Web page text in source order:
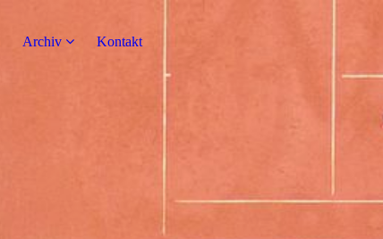
Archiv Kontakt